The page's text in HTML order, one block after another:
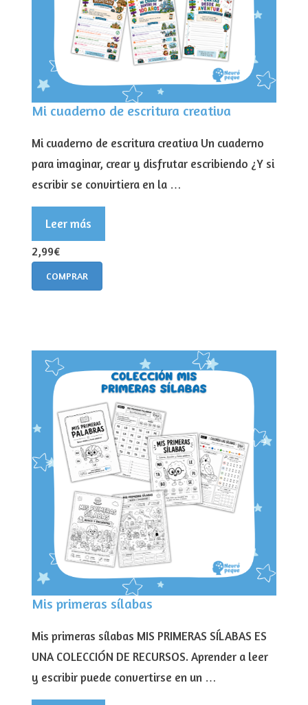
Mi cuaderno de escritura creativa
Mi cuaderno de escritura creativa Un cuaderno
para imaginar, crear y disfrutar escribiendo ¿Y si
escribir se convirtiera en la …
Leer más
2,99€
COMPRAR
Mis primeras sílabas
Mis primeras sílabas MIS PRIMERAS SÍLABAS ES
UNA COLECCIÓN DE RECURSOS. Aprender a leer
y escribir puede convertirse en un …